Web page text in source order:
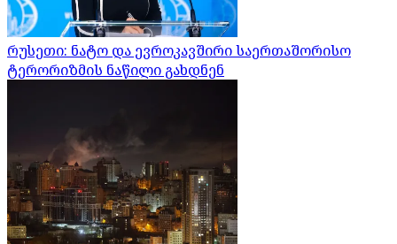
რუსეთი: ნატო და ევროკავშირი საერთაშორისო
ტერორიზმის ნაწილი გახდნენ